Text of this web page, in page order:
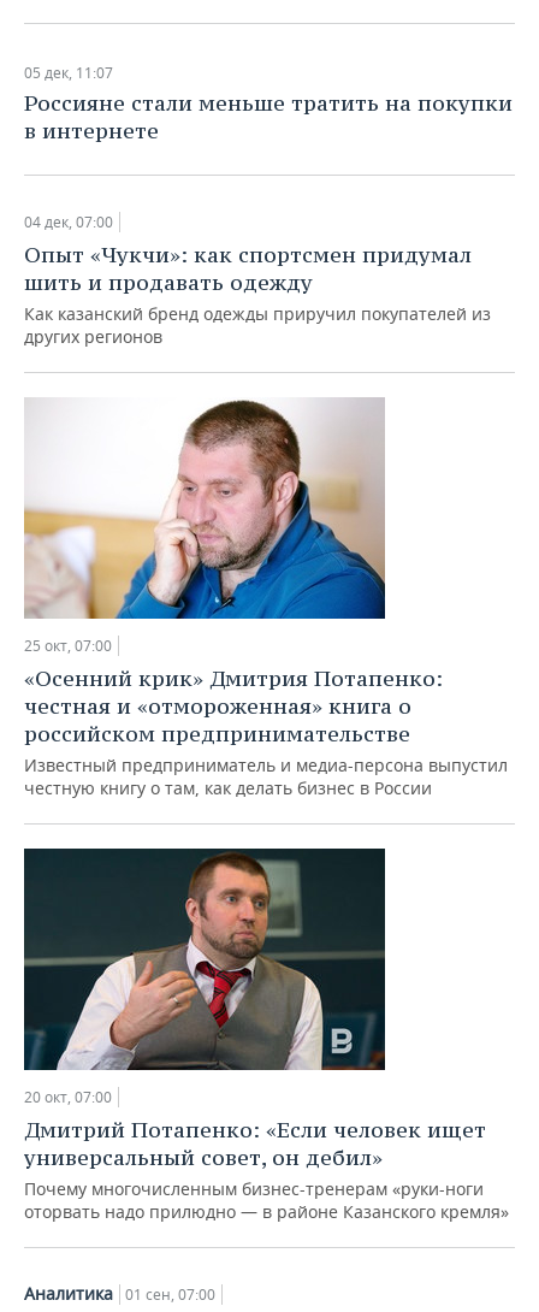
05 дек, 11:07
Россияне стали меньше тратить на покупки
в интернете
04 дек, 07:00
Опыт «Чукчи»: как спортсмен придумал
шить и продавать одежду
Как казанский бренд одежды приручил покупателей из
других регионов
25 окт, 07:00
«Осенний крик» Дмитрия Потапенко:
честная и «отмороженная» книга о
российском предпринимательстве
Известный предприниматель и медиа-персона выпустил
честную книгу о там, как делать бизнес в России
20 окт, 07:00
Дмитрий Потапенко: «Если человек ищет
универсальный совет, он дебил»
Почему многочисленным бизнес-тренерам «руки-ноги
оторвать надо прилюдно — в районе Казанского кремля»
Аналитика 01 сен, 07:00